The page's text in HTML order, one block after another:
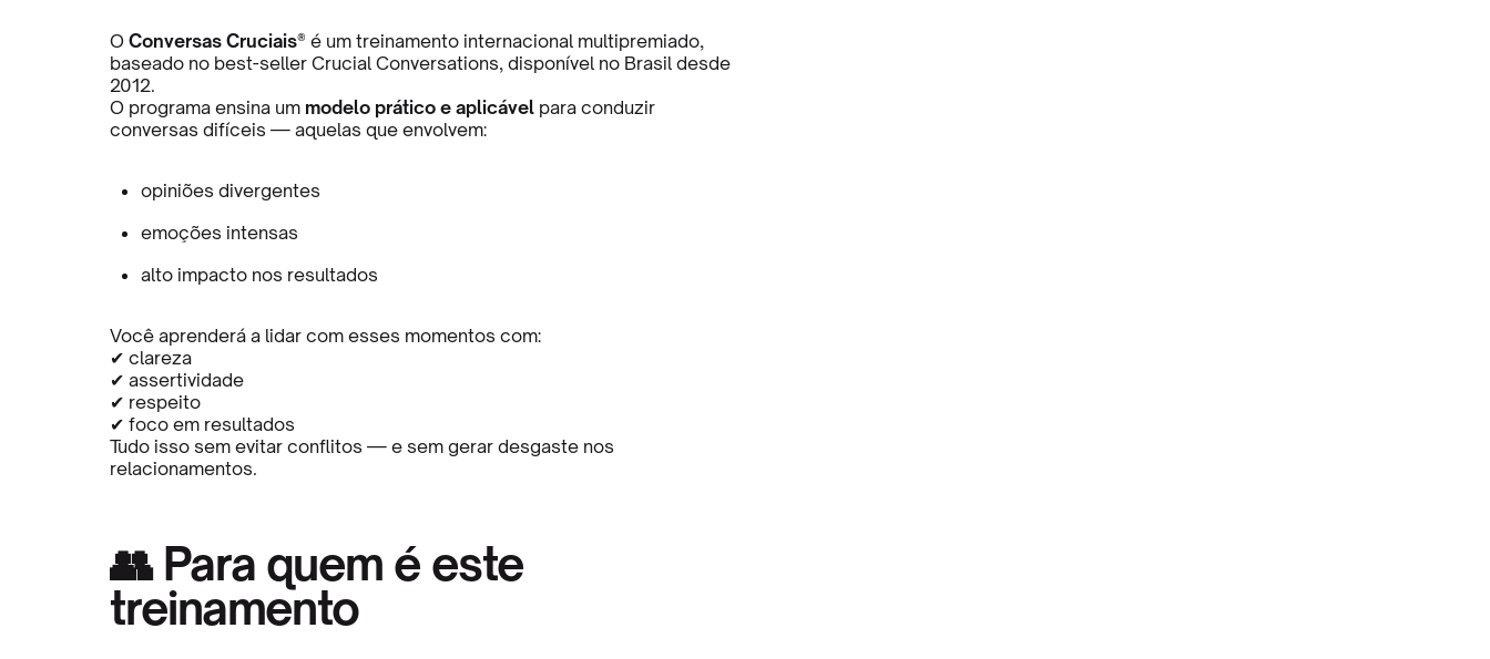
OConversas Cruciais® é um treinamento internacional multipremiado,
baseado no best-seller Crucial Conversations, disponível no Brasil desde
2012.
O programa ensina um modelo prático e aplicável para conduzir
conversas difíceis — aquelas que envolvem:
opiniões divergentes
emoções intensas
alto impacto nos resultados
Você aprenderá a lidar com esses momentos com:
✔ clareza
✔ assertividade
✔ respeito
✔ foco em resultados
Tudo isso sem evitar conflitos — e sem gerar desgaste nos
relacionamentos.
👥 Para quem é este
treinamento